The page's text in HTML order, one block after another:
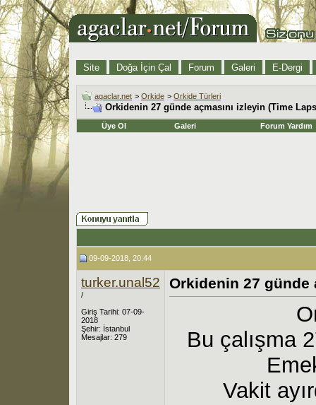
Site Doğa İçin Çal Forum Galeri E-Dergi
agaclar.net > Orkide > Orkide Türleri
Orkidenin 27 günde açmasını izleyin (Time
Üye Ol Galeri Forum Yardım
09-09-2018, 20:44
turker.unal52
/
Giriş Tarihi: 07-09-
2018
Şehir: İstanbul
Mesajlar: 279
Orkidenin 27 günde
Bu çalışma
Vakit